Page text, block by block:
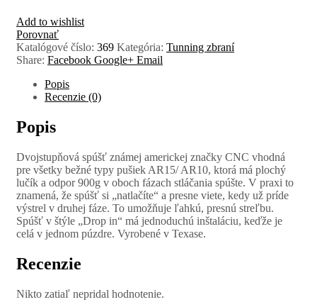
Add to wishlist
Porovnať
Katalógové číslo: 369 Kategória: Tunning zbraní
Share: Facebook Google+ Email
Popis
Recenzie (0)
Popis
Dvojstupňová spúšť známej americkej značky CNC vhodná
pre všetky bežné typy pušiek AR15/ AR10, ktorá má plochý
lučík a odpor 900g v oboch fázach stláčania spúšte. V praxi to
znamená, že spúšť si „natlačíte“ a presne viete, kedy už príde
výstrel v druhej fáze. To umožňuje ľahkú, presnú streľbu.
Spúšť v štýle „Drop in“ má jednoduchú inštaláciu, keďže je
celá v jednom púzdre. Vyrobené v Texase.
Recenzie
Nikto zatiaľ nepridal hodnotenie.